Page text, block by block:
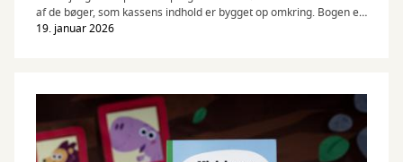
af de bøger, som kassens indhold er bygget op omkring. Bogen er
rigtig god til at sætte ord på forskellige følelser. Her har vi samlet
19. januar 2026